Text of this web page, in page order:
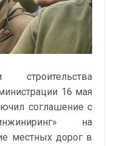
16 мая
соглашение с
на
местных дорог в